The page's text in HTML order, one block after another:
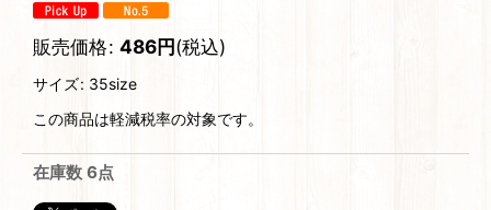
販売価格: 486円(税込)
サイズ: 35size
この商品は軽減税率の対象です。
在庫数 6点